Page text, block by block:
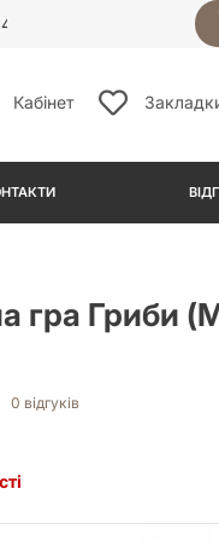
Кабінет
гра Гриби
0 відгуків